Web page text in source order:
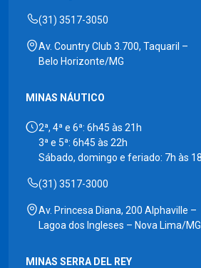
(31) 3517-3050
Av. Country Club 3.700, Taquaril –
Belo Horizonte/MG
MINAS NÁUTICO
2ª, 4ª e 6ª: 6h45 às 21h
3ª e 5ª: 6h45 às 22h
Sábado, domingo e feriado: 7h às
(31) 3517-3000
Av. Princesa Diana, 200 Alphaville –
Lagoa dos Ingleses – Nova Lima/MG
MINAS SERRA DEL REY